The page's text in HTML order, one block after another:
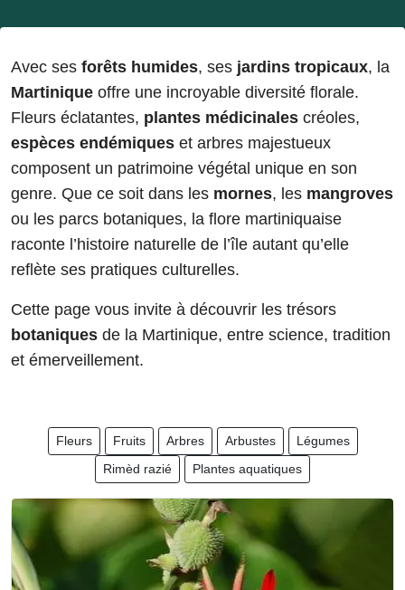
Avec ses forêts humides, ses jardins tropicaux, la
Martinique offre une incroyable diversité florale.
Fleurs éclatantes, plantes médicinales créoles,
espèces endémiques et arbres majestueux
composent un patrimoine végétal unique en son
genre. Que ce soit dans les mornes, les mangroves
ou les parcs botaniques, la flore martiniquaise
raconte l’histoire naturelle de l’île autant qu’elle
reflète ses pratiques culturelles.
Cette page vous invite à découvrir les trésors
botaniques de la Martinique, entre science, tradition
et émerveillement.
Fleurs Fruits Arbres Arbustes
Légumes
Rimèd razié
Plantes aquatiques